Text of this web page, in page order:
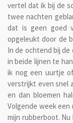
vertel dat ik bij de
twee nachten
dat is geen goed
opgeleukt door de
In de ochtend bij
in beide lijnen te
ik nog een uurtje
verstrijkt even snel
en dan bloemen
Volgende week een
mijn rubberboot.